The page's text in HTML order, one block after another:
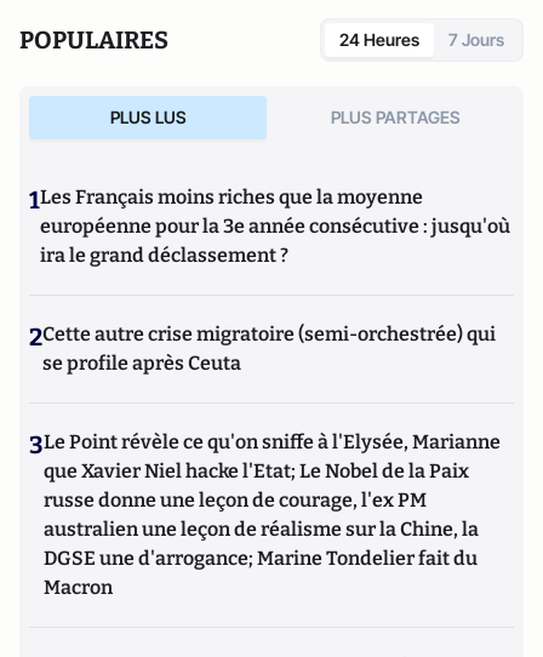
POPULAIRES 24 Heures 7 Jours
PLUS LUS PLUS PARTAGES
1Les Français moins riches que la moyenne
européenne pour la 3e année consécutive : jusqu'où
ira le grand déclassement ?
2Cette autre crise migratoire (semi-orchestrée) qui
se profile après Ceuta
3Le Point révèle ce qu'on sniffe à l'Elysée, Marianne
que Xavier Niel hacke l'Etat; Le Nobel de la Paix
russe donne une leçon de courage, l'ex PM
australien une leçon de réalisme sur la Chine, la
DGSE une d'arrogance; Marine Tondelier fait du
Macron